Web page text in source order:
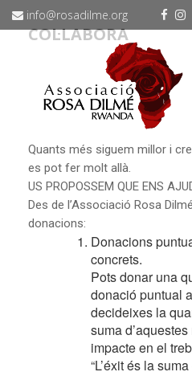
info@rosadilme.org
COL·LABORA
Quants més siguem millor i
es pot fer molt allà.
US PROPOSSEM QUE ENS
Des de l’Associació Rosa
donacions:
Donacions
concrets.
Pots donar una
donació puntual
decideixes la
suma
impacte en el
“L’éxit és la